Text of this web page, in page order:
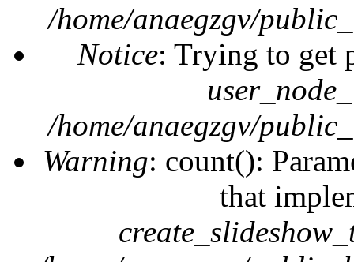
/home/anaegzgv/
Notice: Trying to get
/home/anaegzgv/
Warning: count():
that